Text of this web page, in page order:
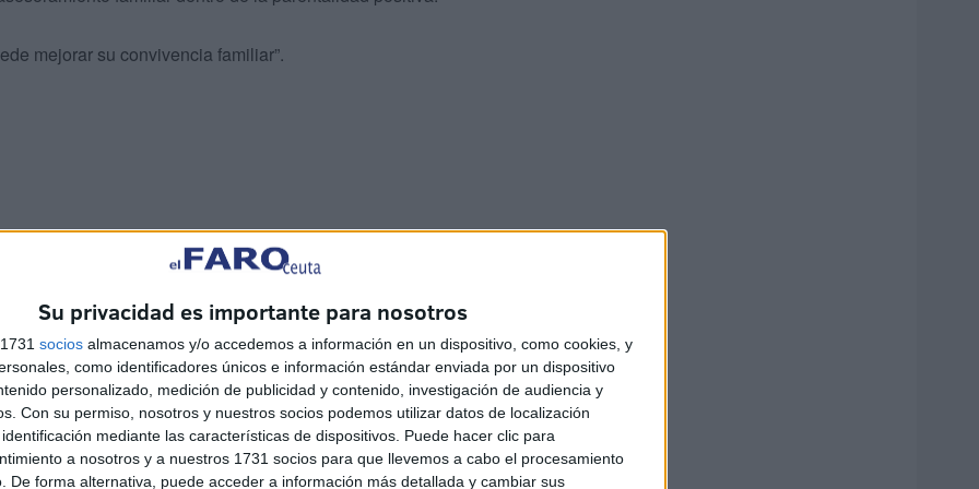
Su privacidad es importante para nosotros
socios almacenamos y/o accedemos a información en un dispositivo, como cookies, y
como identificadores únicos e información estándar enviada por un dispositivo
personalizado, medición de publicidad y contenido, investigación de audiencia y
Con su permiso, nosotros y nuestros socios podemos utilizar datos de localización
mediante las características de dispositivos. Puede hacer clic para
a nosotros y a nuestros 1731 socios para que llevemos a cabo el procesamiento
De forma alternativa, puede acceder a información más detallada y cambiar sus
mejorar su convivencia familiar”.
“poner límites de una manera sensata y respetuosa;
para enseñar a tus hijos estrategias que le
responsabilidades de todos los miembros de la
tus emociones para que tus hijos aprendan a